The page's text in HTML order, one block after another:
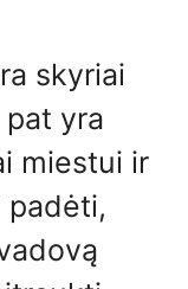
skyriai
yra
miestui ir
padėti,